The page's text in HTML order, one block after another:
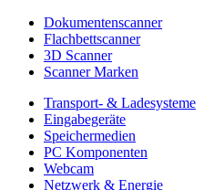
Dokumentenscanner
Flachbettscanner
3D Scanner
Scanner Marken
Transport- & Ladesysteme
Eingabegeräte
Speichermedien
PC Komponenten
Webcam
Netzwerk & Energie